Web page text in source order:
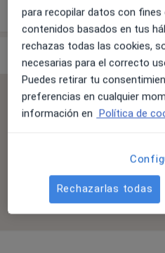
¿Cómo funcionan los
Especialistas &
Se aceptan aseguradoras
La cobertura varía en
proceso de reserva.
Filtrar por
para recopilar datos con
contenidos basados en tus
rechazas todas las cookies,
necesarias para el correcto
Puedes retirar tu
preferencias en cualquier
información en Política de
Rechazarlas todas